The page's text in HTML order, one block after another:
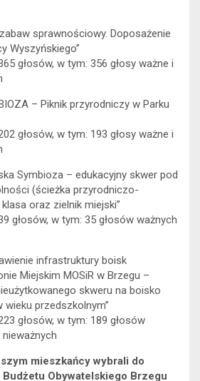
sprawnościowy. Doposażenie
Wyszyńskiego”
głosów, w tym: 356 głosy ważne i
– Piknik przyrodniczy w Parku
głosów, w tym: 193 głosy ważne i
Symbioza – edukacyjny skwer pod
(ścieżka przyrodniczo-
oraz zielnik miejski”
głosów, w tym: 35 głosów ważnych
infrastruktury boisk
Miejskim MOSiR w Brzegu –
skweru na boisko
przedszkolnym”
głosów, w tym: 189 głosów
mieszkańcy wybrali do
Obywatelskiego Brzegu